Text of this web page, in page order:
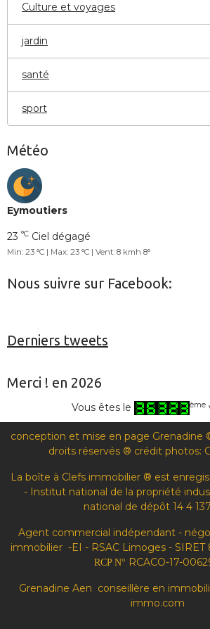
Culture et voyages
jardin
santé
sport
Météo
Eymoutiers
23 °C Ciel dégagé
Min: 23 °C | Max: 23 °C | Vent: 8 kmh 8°
Nous suivre sur Facebook:
Derniers tweets
Merci ! en 2026
Vous êtes le ème
conception et mise en page Grenadine
droits réservés ® crédit photos:
La boîte à Clefs immobilier ® est
- Institut national de la propriété
national de dépôt 14 4
Agent commercial indépendant -
immobilier -EI - RSAC Limoges - SIRET
RCP N° RCACO-17-
Grenadine Aen conseillère en
immo.com